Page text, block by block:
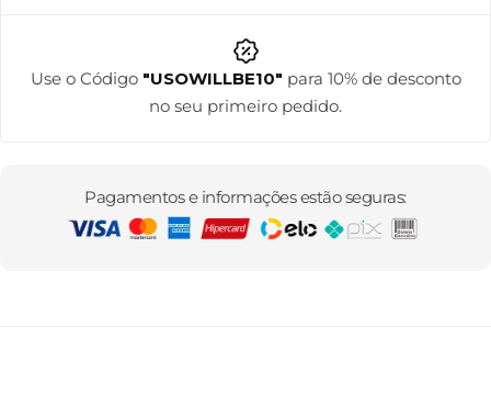
Use o Código "USOWILLBE10" para 10% de desconto
no seu primeiro pedido.
Pagamentos e informações estão seguras: